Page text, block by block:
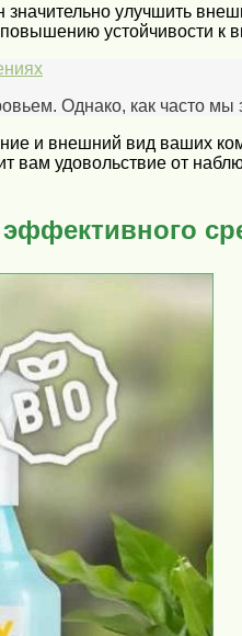
улучшить
устойчивости к
Однако, как часто
и внешний вид ваших
вам удовольствие от